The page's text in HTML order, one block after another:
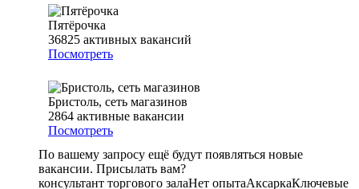
Пятёрочка
36825 активных вакансий
Посмотреть
Бристоль, сеть магазинов
2864 активные вакансии
Посмотреть
По вашему запросу ещё будут появляться новые
вакансии. Присылать вам?
консультант торгового залаНет опытаАксаркаКлючевые